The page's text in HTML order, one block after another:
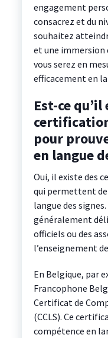
engagement
consacrez et du
souhaitez
et une immersion
vous serez en
efficacement en
Est-ce
pour
en langue
Oui, il existe des
qui permettent
langue des
généralement
officiels ou des
l’enseignement
En Belgique, par
Francophone
Certificat de
(CCLS). Ce
compétence en